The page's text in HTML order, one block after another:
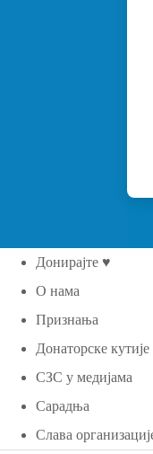
Донирајте ♥
О нама
Признања
Донаторске кутије
СЗС у медијама
Сарадња
Слава